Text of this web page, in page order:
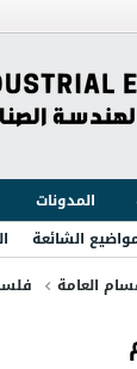
المدونات
الشائعة
العامة